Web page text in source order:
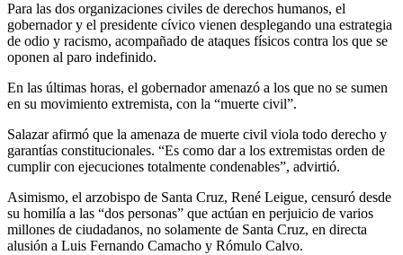
Para las dos organizaciones civiles de derechos humanos, el
gobernador y el presidente cívico vienen desplegando una estrategia
de odio y racismo, acompañado de ataques físicos contra los que se
oponen al paro indefinido.
En las últimas horas, el gobernador amenazó a los que no se sumen
en su movimiento extremista, con la “muerte civil”.
Salazar afirmó que la amenaza de muerte civil viola todo derecho y
garantías constitucionales. “Es como dar a los extremistas orden de
cumplir con ejecuciones totalmente condenables”, advirtió.
Asimismo, el arzobispo de Santa Cruz, René Leigue, censuró desde
su homilía a las “dos personas” que actúan en perjuicio de varios
millones de ciudadanos, no solamente de Santa Cruz, en directa
alusión a Luis Fernando Camacho y Rómulo Calvo.